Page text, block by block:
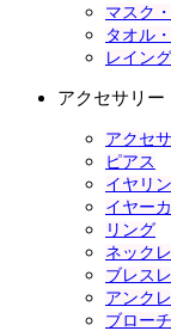
マスク
タオル
レイン
アクセサリー
アクセ
ピアス
イヤリ
イヤー
リング
ネック
ブレス
アンク
ブローチ